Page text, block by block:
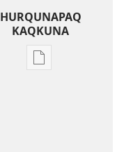
HURQUNAPAQ
KAQKUNA
Qillqakunata